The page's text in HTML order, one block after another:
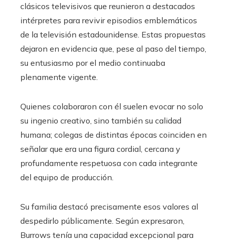
clásicos televisivos que reunieron a destacados
intérpretes para revivir episodios emblemáticos
de la televisión estadounidense. Estas propuestas
dejaron en evidencia que, pese al paso del tiempo,
su entusiasmo por el medio continuaba
plenamente vigente.
Quienes colaboraron con él suelen evocar no solo
su ingenio creativo, sino también su calidad
humana; colegas de distintas épocas coinciden en
señalar que era una figura cordial, cercana y
profundamente respetuosa con cada integrante
del equipo de producción.
Su familia destacó precisamente esos valores al
despedirlo públicamente. Según expresaron,
Burrows tenía una capacidad excepcional para